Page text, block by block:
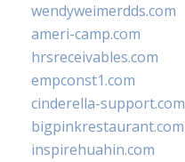
wendyweimerdds.com
ameri-camp.com
hrsreceivables.com
empconst1.com
cinderella-support.com
bigpinkrestaurant.com
inspirehuahin.com